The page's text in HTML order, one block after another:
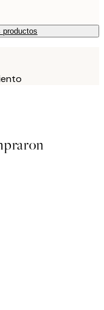
productos